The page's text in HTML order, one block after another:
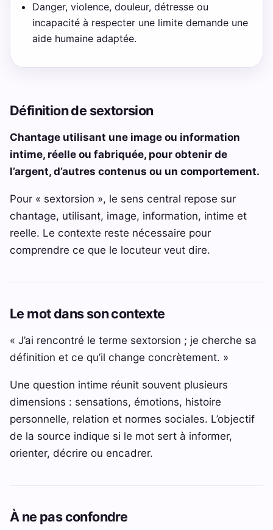
Danger, violence, douleur, détresse ou
incapacité à respecter une limite demande une
aide humaine adaptée.
Définition de sextorsion
Chantage utilisant une image ou information
intime, réelle ou fabriquée, pour obtenir de
l’argent, d’autres contenus ou un comportement.
Pour « sextorsion », le sens central repose sur
chantage, utilisant, image, information, intime et
reelle. Le contexte reste nécessaire pour
comprendre ce que le locuteur veut dire.
Le mot dans son contexte
« J’ai rencontré le terme sextorsion ; je cherche sa
définition et ce qu’il change concrètement. »
Une question intime réunit souvent plusieurs
dimensions : sensations, émotions, histoire
personnelle, relation et normes sociales. L’objectif
de la source indique si le mot sert à informer,
orienter, décrire ou encadrer.
À ne pas confondre